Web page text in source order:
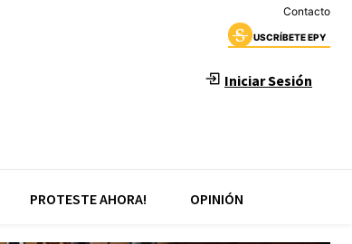
Contacto
USCRÍBETE EPY
Iniciar Sesión
PROTESTE AHORA! OPINIÓN